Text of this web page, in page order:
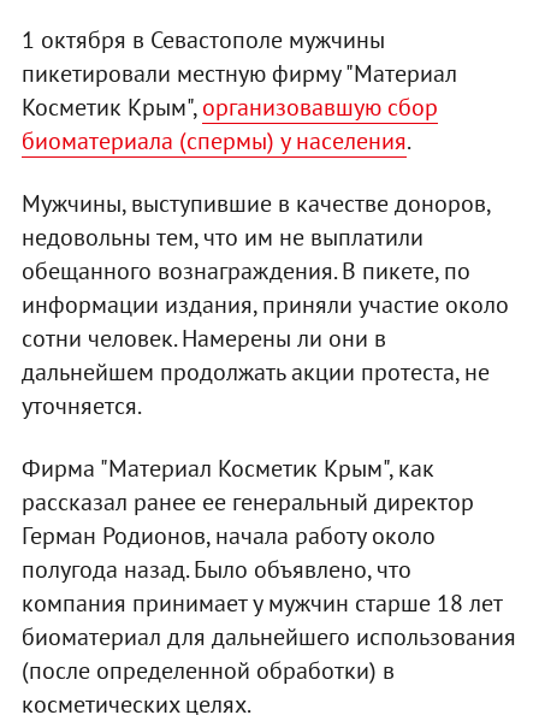
1 октября в Севастополе мужчины
пикетировали местную фирму "Материал
Косметик Крым",организовавшую сбор
биоматериала (спермы) у населения.
Мужчины, выступившие в качестве доноров,
недовольны тем, что им не выплатили
обещанного вознаграждения. В пикете, по
информации издания, приняли участие около
сотни человек. Намерены ли они в
дальнейшем продолжать акции протеста, не
уточняется.
Фирма "Материал Косметик Крым", как
рассказал ранее ее генеральный директор
Герман Родионов, начала работу около
полугода назад. Было объявлено, что
компания принимает у мужчин старше 18 лет
биоматериал для дальнейшего использования
(после определенной обработки) в
косметических целях.